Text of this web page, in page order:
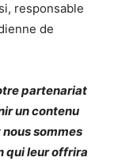
responsable
de
partenariat
un contenu
sommes
qui leur offrira